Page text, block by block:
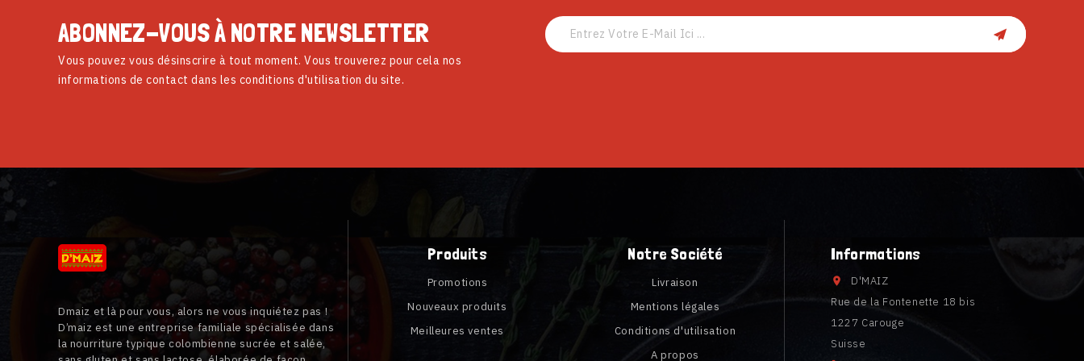
ABONNEZ-VOUS À NOTRE NEWSLETTER
Vous pouvez vous désinscrire à tout moment. Vous trouverez pour cela nos
informations de contact dans les conditions d'utilisation du site.
Dmaiz et là pour vous, alors ne vous inquiétez pas !
D’maiz est une entreprise familiale spécialisée dans
la nourriture typique colombienne sucrée et salée,
Produits
Promotions
Nouveaux produits
Meilleures ventes
Notre Société
Livraison
Mentions légales
Conditions d'utilisation
A propos
Informations

D'MAIZ
Rue de la Fontenette 18 bis
1227 Carouge
Suisse